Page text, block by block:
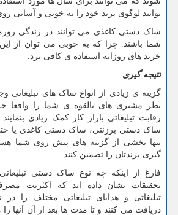
توانید لوگوی برند خود را به خوبی و آسانی
ساک دستی کاغذی می توانند در زندگی
شما باشند. چرا که به خوبی می توان از این
خرید های روزانه استفاده ی کافی برد.
نتیجه گیری
گزینه ی زیادی از انواع ساک های تبلیغاتی
نظر مشتری های بالقوه ی شما را واقعا
رقابت تبلیغاتی بازار کار کمک زیادی
ساک دستی برزنتی، ساک دستی کاغذی یا
تنها بخشی از گزینه های پیش روی شما
گیری برندتان را تضمین کنند.
فارغ از اینکه چه نوع ساک دستی
تحقیقات نشان داده اند که اکثریت
تبلیغاتی و هدایای تبلیغاتی مختلف را
دریافت می کنند و تا مدت ها بعد از آن آنها